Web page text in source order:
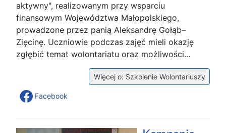
aktywny", realizowanym przy wsparciu
finansowym Województwa Małopolskiego,
prowadzone przez panią Aleksandrę Gołąb–
Zięcinę. Uczniowie podczas zajęć mieli okazję
zgłębić temat wolontariatu oraz możliwości...
Więcej o: Szkolenie Wolontariuszy
Facebook